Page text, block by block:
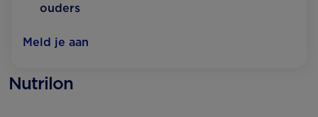
ouders
Meld je aan
Nutrilon